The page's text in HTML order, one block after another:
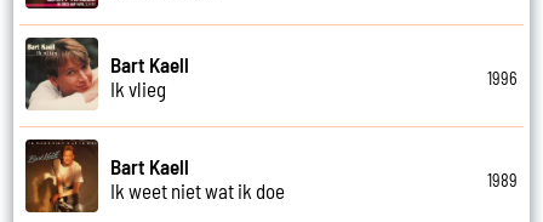
Bart Kaell
Ik vlieg
1996
Bart Kaell
Ik weet niet wat ik doe
1989